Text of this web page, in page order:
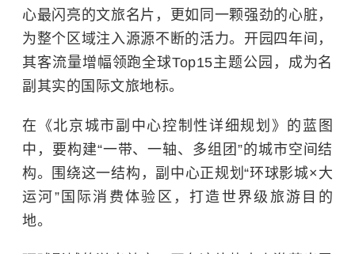
心最闪亮的文旅名片，更如同一颗强劲的心脏，
为整个区域注入源源不断的活力。开园四年间，
其客流量增幅领跑全球Top15主题公园，成为名
副其实的国际文旅地标。
在《北京城市副中心控制性详细规划》的蓝图
中，要构建“一带、一轴、多组团”的城市空间结
构。围绕这一结构，副中心正规划“环球影城×大
运河”国际消费体验区，打造世界级旅游目的
地。